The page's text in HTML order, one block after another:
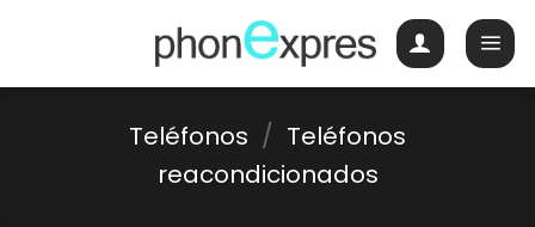
content
Teléfonos / Teléfonos
reacondicionados